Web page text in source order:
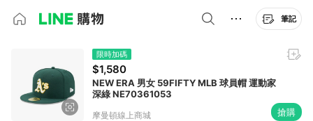
筆記
限時加碼
$1,580
NEW ERA 男女 59FIFTY MLB 球員帽 運動家
深綠 NE70361053
摩曼頓線上商城 搶購